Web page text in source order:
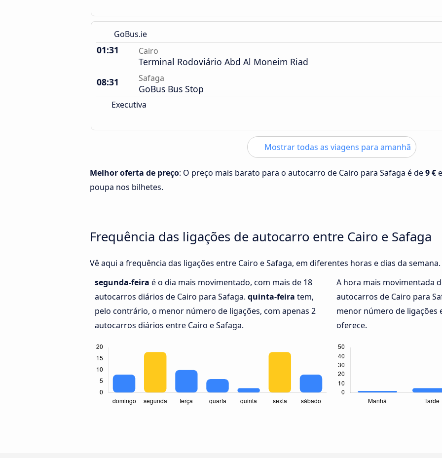
GoBus.ie
01:31 Cairo
Terminal Rodoviário Abd Al Moneim Riad
08:31
Safaga
GoBus Bus Stop
Executiva
Mostrar todas as viagens para amanhã
Melhor oferta de preço: O preço mais barato para o autocarro de Cairo para Safaga é de9 €
poupa nos bilhetes.
Frequência das ligações de autocarro entre Cairo e Safaga
Vê aqui a frequência das ligações entre Cairo e Safaga, em diferentes horas e dias da semana.
segunda-feira é o dia mais movimentado, com mais de 18
autocarros diários de Cairo para Safaga. quinta-feira tem,
pelo contrário, o menor número de ligações, com apenas 2
autocarros diários entre Cairo e Safaga.
A hora mais movimentada
autocarros de Cairo para
menor número de ligações
oferece.